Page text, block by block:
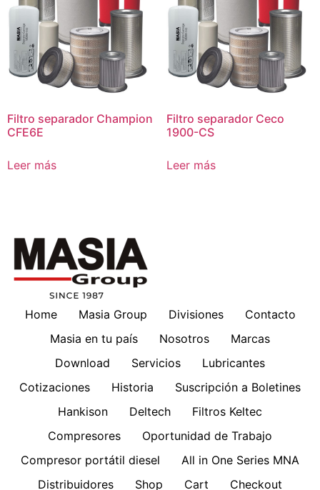
Filtro separador Champion
CFE6E
Leer más
Filtro separador Ceco
1900-CS
Leer más
Home Masia Group Divisiones
Contacto
Masia en tu país
Nosotros
Marcas
Download
Servicios
Lubricantes
Cotizaciones
Historia
Suscripción a Boletines
Hankison
Deltech
Filtros Keltec
Compresores
Oportunidad de Trabajo
Compresor portátil diesel
All in One Series MNA
Distribuidores
Shop Cart Checkout